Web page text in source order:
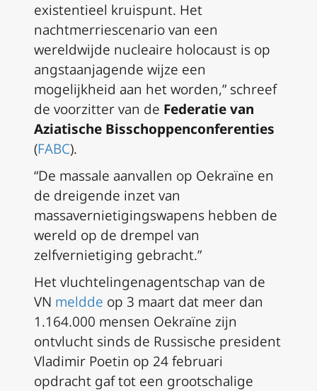
existentieel kruispunt. Het
nachtmerriescenario van een
wereldwijde nucleaire holocaust is op
angstaanjagende wijze een
mogelijkheid aan het worden,” schreef
de voorzitter van de Federatie van
Aziatische Bisschoppenconferenties
(FABC).
“De massale aanvallen op Oekraïne en
de dreigende inzet van
massavernietigingswapens hebben de
wereld op de drempel van
zelfvernietiging gebracht.”
Het vluchtelingenagentschap van de
VN meldde op 3 maart dat meer dan
1.164.000 mensen Oekraïne zijn
ontvlucht sinds de Russische president
Vladimir Poetin op 24 februari
opdracht gaf tot een grootschalige